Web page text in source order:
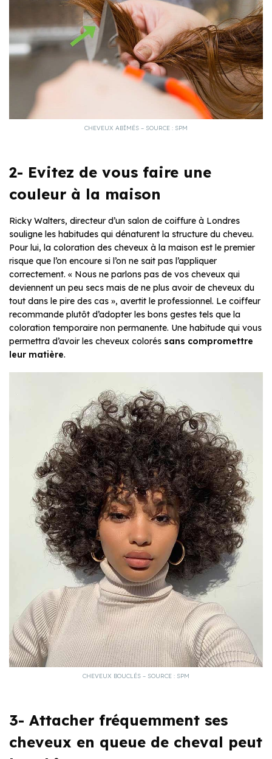
CHEVEUX ABÎMÉS – SOURCE : SPM
2- Evitez de vous faire une
couleur à la maison
Ricky Walters, directeur d’un salon de coiffure à Londres
souligne les habitudes qui dénaturent la structure du cheveu.
Pour lui, la coloration des cheveux à la maison est le premier
risque que l’on encoure si l’on ne sait pas l’appliquer
correctement. « Nous ne parlons pas de vos cheveux qui
deviennent un peu secs mais de ne plus avoir de cheveux du
tout dans le pire des cas », avertit le professionnel. Le coiffeur
recommande plutôt d’adopter les bons gestes tels que la
coloration temporaire non permanente. Une habitude qui vous
permettra d’avoir les cheveux colorés sans compromettre
leur matière.
CHEVEUX BOUCLÉS – SOURCE : SPM
3- Attacher fréquemment ses
cheveux en queue de cheval peut